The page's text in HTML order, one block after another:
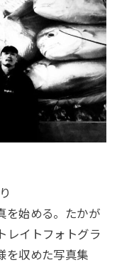
を始める。たかが
レイトフォトグラ
を収めた写真集